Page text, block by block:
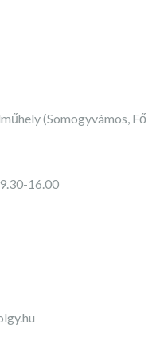
(Somogyvámos, Fő
16.00